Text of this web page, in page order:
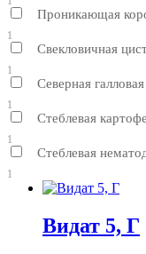
Проникающая
1
Свекловичная
1
Северная
1
Стеблевая
1
Стеблевая
1
Видат 5, Г